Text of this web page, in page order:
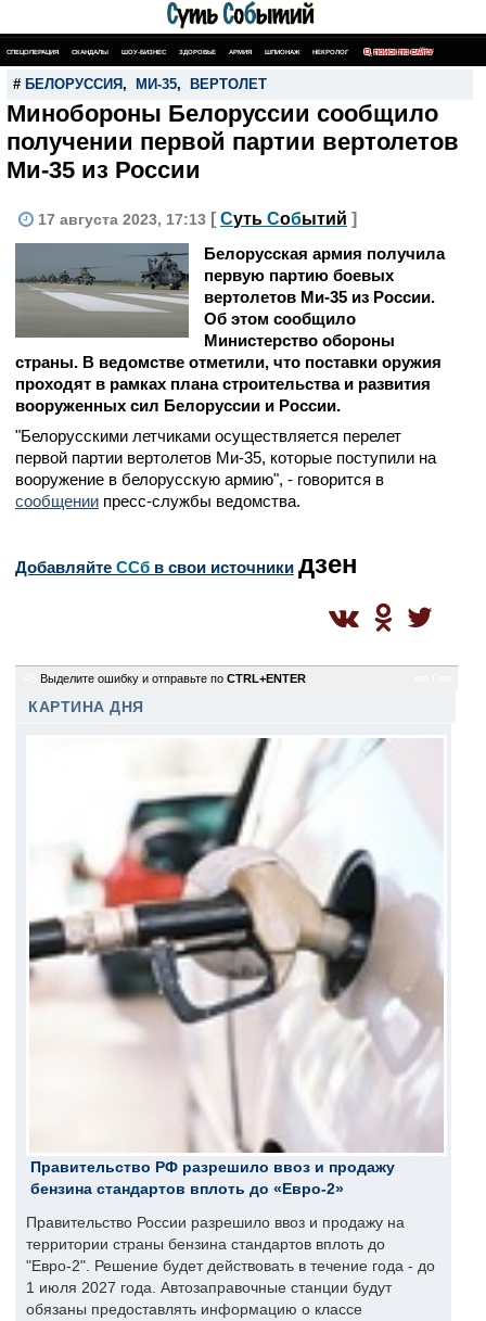
СПЕЦОПЕРАЦИЯ СКАНДАЛЫ ШОУ-БИЗНЕС ЗДОРОВЬЕ АРМИЯ ШПИОНАЖ НЕКРОЛОГ ПОИСК ПО САЙТУ
# БЕЛОРУССИЯ , МИ-35, ВЕРТОЛЕТ
Минобороны Белоруссии сообщило
получении первой партии вертолетов
Ми-35 из России
17 августа 2023, 17:13 [ Суть Событий ]
Белорусская армия получила
первую партию боевых
вертолетов Ми-35 из России.
Об этом сообщило
Министерство обороны
страны. В ведомстве отметили, что поставки оружия
проходят в рамках плана строительства и развития
вооруженных сил Белоруссии и России.
"Белорусскими летчиками осуществляется перелет
первой партии вертолетов Ми-35, которые поступили на
вооружение в белорусскую армию", - говорится в
сообщении пресс-службы ведомства.
Добавляйте CСб в свои источники дзен
Выделите ошибку и отправьте по CTRL+ENTER
КАРТИНА ДНЯ
Правительство РФ разрешило ввоз и продажу
бензина стандартов вплоть до «Евро-2»
Правительство России разрешило ввоз и продажу на
территории страны бензина стандартов вплоть до
"Евро-2". Решение будет действовать в течение года - до
1 июля 2027 года. Автозаправочные станции будут
обязаны предоставлять информацию о классе